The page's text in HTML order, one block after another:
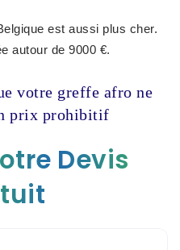
est aussi plus cher.
autour de 9000 €.
votre greffe afro ne
prix prohibitif
Devis